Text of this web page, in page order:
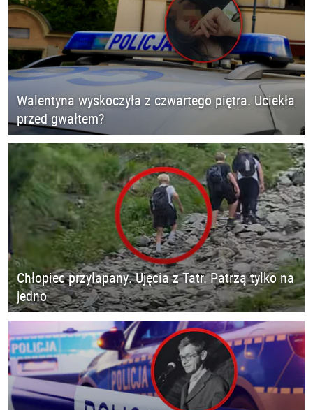
Walentyna wyskoczyła z czwartego piętra. Uciekła
przed gwałtem?
Chłopiec przyłapany. Ujęcia z Tatr. Patrzą tylko na
jedno